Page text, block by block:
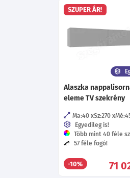
SZUPER ÁR!
Alaszka
eleme TV szekrény
Ma:40 Sz:270
Egyedileg is!
Több mint 40 féle
57 féle fogó!
-10% 71